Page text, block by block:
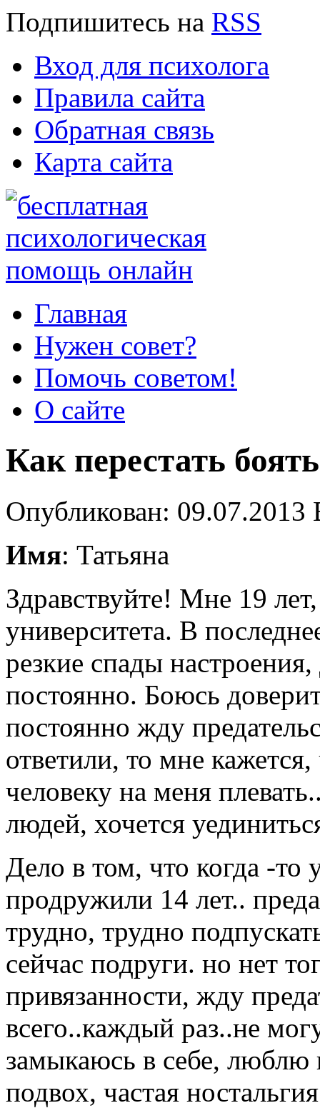
Подпишитесь на RSS
Вход для психолога
Правила сайта
Обратная связь
Карта сайта
Главная
Нужен совет?
Помочь советом!
О сайте
Как перестать
Опубликован:
Имя: Татьяна
Здравствуйте! Мне 19
университета. В
резкие спады
постоянно. Боюсь
постоянно жду
ответили, то мне
человеку на меня
людей, хочется
Дело в том, что когда -
продружили 14 лет..
трудно, трудно
сейчас подруги. но нет
привязанности, жду
всего..каждый раз..не
замыкаюсь в себе,
подвох, частая